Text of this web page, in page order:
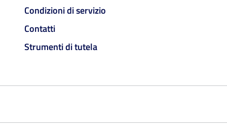
Condizioni di servizio
Contatti
Strumenti di tutela